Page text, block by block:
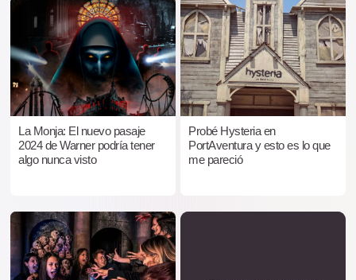
La Monja: El nuevo pasaje
2024 de Warner podría tener
algo nunca visto
Probé Hysteria en
PortAventura y esto es lo que
me pareció